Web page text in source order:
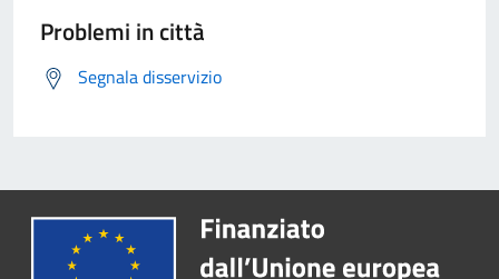
Problemi in città
Segnala disservizio